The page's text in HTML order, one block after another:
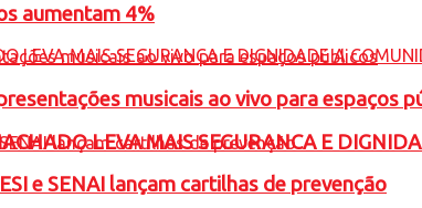
LEVA MAIS SEGURANCA E
aumentam 4%
musicais ao vivo para espaços
e SENAI lançam cartilhas de prevenção